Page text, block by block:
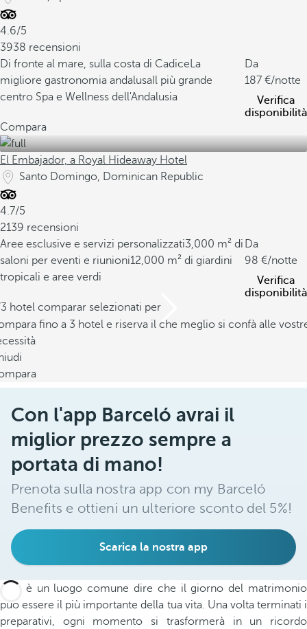
4.6/5
3938 recensioni
Di fronte al mare, sulla costa di CadiceLa
migliore gastronomia andalusa Il più grande
centro Spa e Wellness dell'Andalusia
Da
187
/notte
Verifica
disponibilità
Compara
El Embajador, a Royal Hideaway Hotel
Santo Domingo, Dominican Republic
4.7/5
2139 recensioni
Aree esclusive e servizi personalizzati3,000 m² di
saloni per eventi e riunioni12,000 m² di giardini
tropicali e aree verdi
Da
98
/notte
Verifica
disponibilità
hotel comparar selezionati per
fino a 3 hotel e riserva il che meglio si confà alle
Con l'app Barceló avrai il
miglior prezzo sempre a
portata di mano!
Prenota sulla nostra app con my Barceló
Benefits e ottieni un ulteriore sconto del 5%!
Scarica la nostra app
Non è un luogo comune dire che il giorno del matrimonio
può essere il più importante della tua vita. Una volta terminati i
preparativi, ogni momento si trasformerà in un ricordo